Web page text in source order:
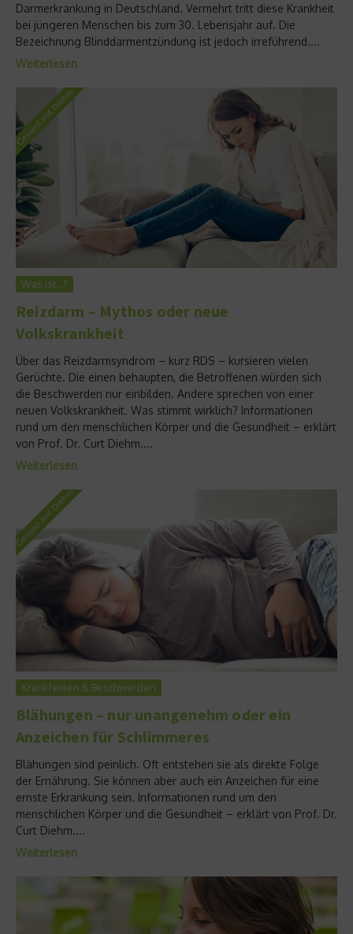
Darmerkrankung in Deutschland. Vermehrt tritt diese Krankheit
bei jüngeren Menschen bis zum 30. Lebensjahr auf. Die
Bezeichnung Blinddarmentzündung ist jedoch irreführend....
Weiterlesen
Was ist…?
Reizdarm – Mythos oder neue
Volkskrankheit
Über das Reizdarmsyndrom – kurz RDS – kursieren vielen
Gerüchte. Die einen behaupten, die Betroffenen würden sich
die Beschwerden nur einbilden. Andere sprechen von einer
neuen Volkskrankheit. Was stimmt wirklich? Informationen
rund um den menschlichen Körper und die Gesundheit – erklärt
von Prof. Dr. Curt Diehm....
Weiterlesen
Krankheiten & Beschwerden
Blähungen – nur unangenehm oder ein
Anzeichen für Schlimmeres
Blähungen sind peinlich. Oft entstehen sie als direkte Folge
der Ernährung. Sie können aber auch ein Anzeichen für eine
ernste Erkrankung sein. Informationen rund um den
menschlichen Körper und die Gesundheit – erklärt von Prof. Dr.
Curt Diehm....
Weiterlesen